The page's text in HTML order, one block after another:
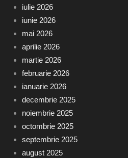
iulie 2026
iunie 2026
mai 2026
aprilie 2026
martie 2026
februarie 2026
ianuarie 2026
decembrie 2025
noiembrie 2025
octombrie 2025
septembrie 2025
august 2025